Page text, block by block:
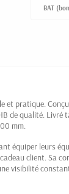
BAT
et pratique.
de qualité. Livré
mm.
équiper leurs
client. Sa
visibilité